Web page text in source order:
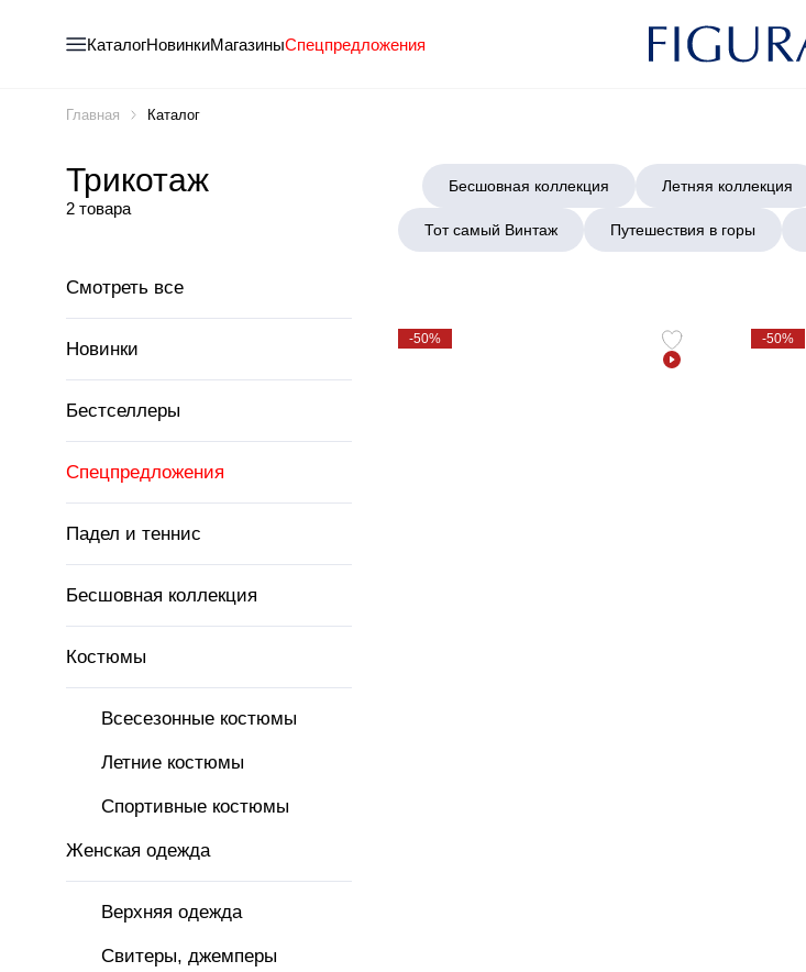
КаталогНовинкиМагазиныСпецпредложения
Главная Каталог
Трикотаж
2 товара
Смотреть все
Новинки
Бестселлеры
Спецпредложения
Падел и теннис
Бесшовная коллекция
Костюмы
Всесезонные костюмы
Летние костюмы
Спортивные костюмы
Женская одежда
Верхняя одежда
Свитеры, джемперы
Бесшовная коллекция Летняя коллекция
Тот самый Винтаж Путешествия в горы
-50% -50%